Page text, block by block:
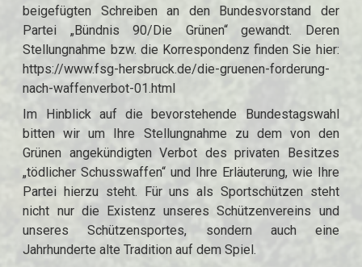
beigefügten Schreiben an den Bundesvorstand der
Partei „Bündnis 90/Die Grünen“ gewandt. Deren
Stellungnahme bzw. die Korrespondenz finden Sie hier:
https://www.fsg-hersbruck.de/die-gruenen-forderung-
nach-waffenverbot-01.html
Im Hinblick auf die bevorstehende Bundestagswahl
bitten wir um Ihre Stellungnahme zu dem von den
Grünen angekündigten Verbot des privaten Besitzes
„tödlicher Schusswaffen“ und Ihre Erläuterung, wie Ihre
Partei hierzu steht. Für uns als Sportschützen steht
nicht nur die Existenz unseres Schützenvereins und
unseres Schützensportes, sondern auch eine
Jahrhunderte alte Tradition auf dem Spiel.